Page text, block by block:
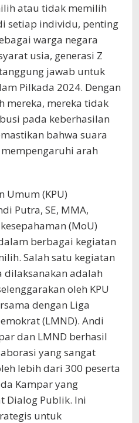
atau tidak memilih
setiap individu, penting
warga negara
usia, generasi Z
jawab untuk
Pilkada 2024. Dengan
mereka, mereka tidak
pada keberhasilan
bahwa suara
arah
Umum (KPU)
Putra, SE, MMA,
(MoU)
berbagai kegiatan
Salah satu kegiatan
dilaksanakan adalah
oleh KPU
dengan Liga
(LMND). Andi
dan LMND berhasil
yang sangat
lebih dari 300 peserta
Kampar yang
Dialog Publik. Ini
untuk